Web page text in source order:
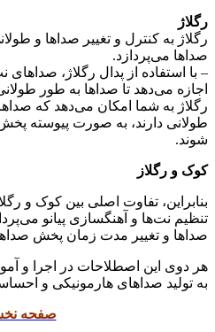
رگلاژ
رگلاژ به کنترل و تغییر صداها و
صداها می‌پردازد.
– با استفاده از پدال رگلاژ،
اجازه می‌دهد تا صداها به طور
رگلاژ به شما امکان می‌دهد که
طولانی دارند، به صورت پیوسته
شوند.
کوک و رگلاز
بنابراین، تفاوت اصلی بین کوک و
تنظیم نت‌ها و آهنگسازی پیانو
صداها و تغییر مدت زمان پخش
هر دوی این اصطلاحات در اجرا و
به تولید صداهای هارمونیکی و
صفحه